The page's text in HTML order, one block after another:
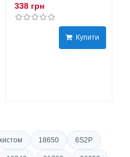
338 грн
Купити
18650 6S2P